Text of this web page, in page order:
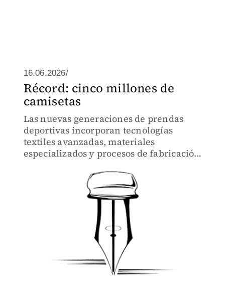
16.06.2026/
Récord: cinco millones de
camisetas
Las nuevas generaciones de prendas
deportivas incorporan tecnologías
textiles avanzadas, materiales
especializados y procesos de fabricación